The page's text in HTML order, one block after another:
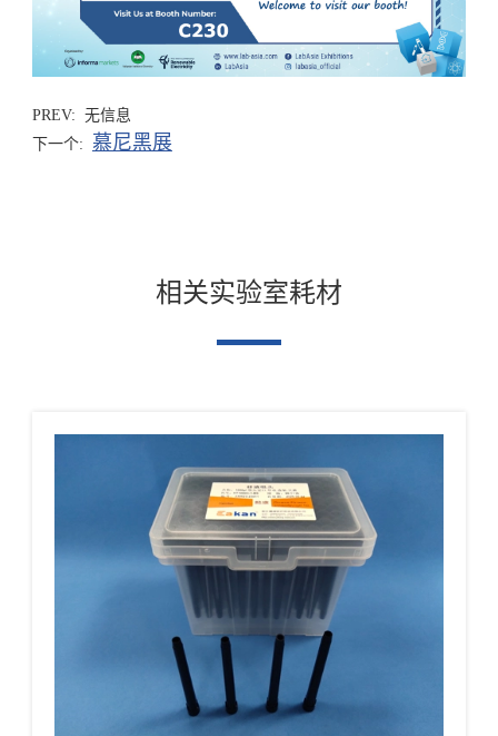
PREV: 无信息
下一个: 慕尼黑展
相关实验室耗材